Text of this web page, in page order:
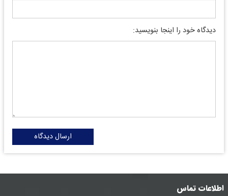
دیدگاه خود را اینجا بنویسید:
ارسال دیدگاه
اطلاعات تماس